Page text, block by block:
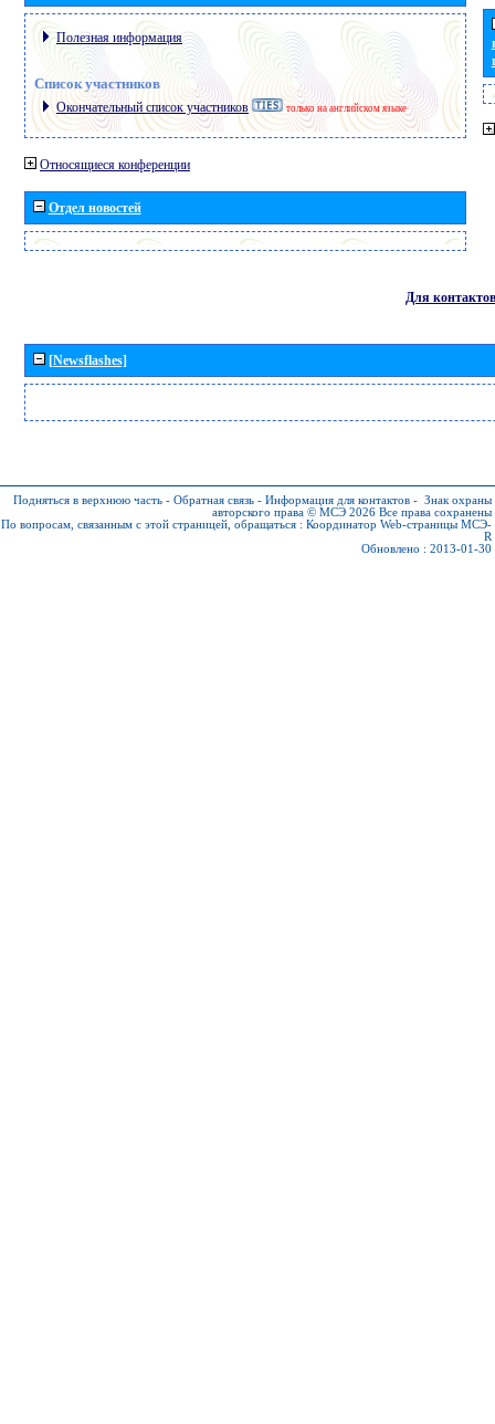
Полезная информация
Список участников
Окончательный список участников только на английском языке
Относящиеся конференции
Отдел новостей
Для контактов
[Newsflashes]
Подняться в верхнюю часть - Обратная связь - Информация для контактов - Знак охраны
авторского права © МСЭ 2026 Все права сохранены
По вопросам, связанным с этой страницей, обращаться : Координатор Web-страницы МСЭ-
R
Обновлено : 2013-01-30